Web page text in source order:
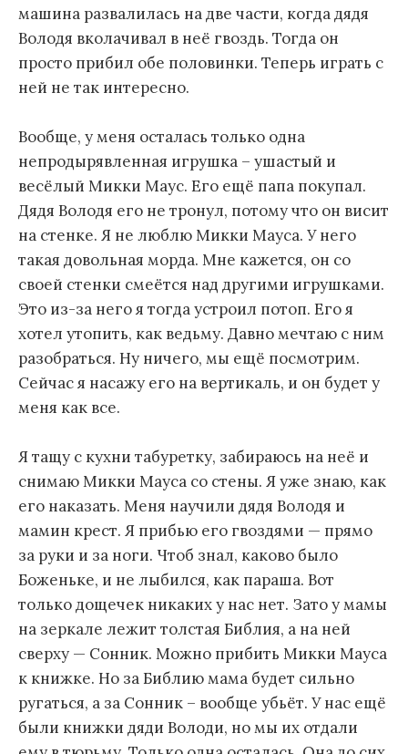
машина развалилась на две части, когда дядя
Володя вколачивал в неё гвоздь. Тогда он
просто прибил обе половинки. Теперь играть с
ней не так интересно.
Вообще, у меня осталась только одна
непродырявленная игрушка – ушастый и
весёлый Микки Маус. Его ещё папа покупал.
Дядя Володя его не тронул, потому что он висит
на стенке. Я не люблю Микки Мауса. У него
такая довольная морда. Мне кажется, он со
своей стенки смеётся над другими игрушками.
Это из-за него я тогда устроил потоп. Его я
хотел утопить, как ведьму. Давно мечтаю с ним
разобраться. Ну ничего, мы ещё посмотрим.
Сейчас я насажу его на вертикаль, и он будет у
меня как все.
Я тащу с кухни табуретку, забираюсь на неё и
снимаю Микки Мауса со стены. Я уже знаю, как
его наказать. Меня научили дядя Володя и
мамин крест. Я прибью его гвоздями — прямо
за руки и за ноги. Чтоб знал, каково было
Боженьке, и не лыбился, как параша. Вот
только дощечек никаких у нас нет. Зато у мамы
на зеркале лежит толстая Библия, а на ней
сверху — Сонник. Можно прибить Микки Мауса
к книжке. Но за Библию мама будет сильно
ругаться, а за Сонник – вообще убьёт. У нас ещё
были книжки дяди Володи, но мы их отдали